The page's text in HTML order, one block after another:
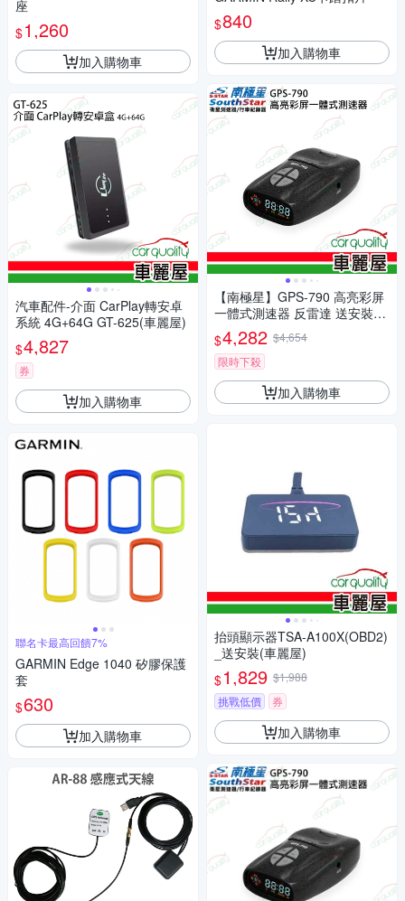
座
$1,260
加入購物車
汽車配件-介面 CarPlay轉安卓
系統 4G+64G GT-625(車麗屋)
$4,827
券
加入購物車
聯名卡最高回饋7%
GARMIN Edge 1040 矽膠保護
套
$630
加入購物車
$840
加入購物車
【南極星】GPS-790 高亮彩屏
一體式測速器 反雷達 送安裝
(車麗屋)
$4,282 $4,654
限時下殺
加入購物車
抬頭顯示器TSA-A100X(OBD2)
_送安裝(車麗屋)
$1,829 $1,988
挑戰低價
券
加入購物車